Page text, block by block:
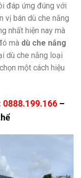
đáp ứng đúng với
vị bán dù che nắng
nhất hiện nay mà
mà dù che nắng
dù che nắng loại
một cách hiệu
0888.199.166 –